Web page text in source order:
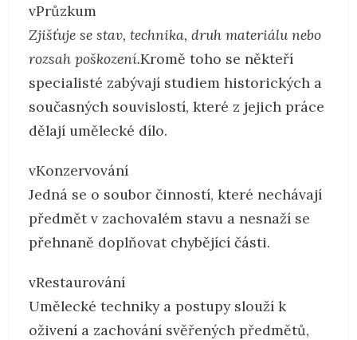
vPrůzkum
Zjišťuje se stav, technika, druh materiálu nebo
rozsah poškození.Kromě toho se někteří
specialisté zabývají studiem historických a
současných souvislostí, které z jejich práce
dělají umělecké dílo.
vKonzervování
Jedná se o soubor činností, které nechávají
předmět v zachovalém stavu a nesnaží se
přehnaně doplňovat chybějící části.
vRestaurování
Umělecké techniky a postupy slouží k
oživení a zachování svěřených předmětů,